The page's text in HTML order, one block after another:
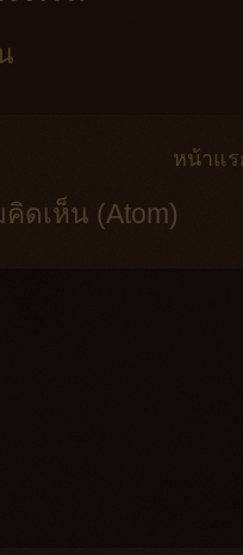
หน้าแร
ดเห็น (Atom)